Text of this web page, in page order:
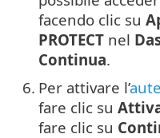
facendo clic su
PROTECT nel
Continua.
6. Per attivare l’
fare clic su
fare clic su